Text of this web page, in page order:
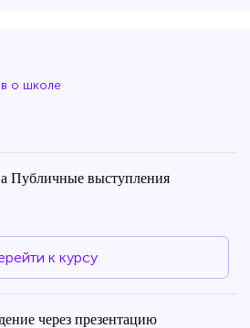
о школе
Публичные выступления
к курсу
через презентацию